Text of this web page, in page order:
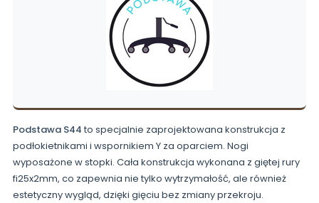
Podstawa S44to specjalnie zaprojektowana konstrukcja z
podłokietnikami i wspornikiem Y za oparciem. Nogi
wyposażone w stopki. Cała konstrukcja wykonana z giętej rury
fi25x2mm, co zapewnia nie tylko wytrzymałość, ale również
estetyczny wygląd, dzięki gięciu bez zmiany przekroju.